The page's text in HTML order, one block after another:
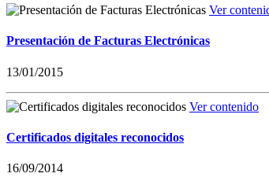
Ver
Presentación de Facturas Electrónicas
13/01/2015
Ver contenido
Certificados digitales reconocidos
16/09/2014